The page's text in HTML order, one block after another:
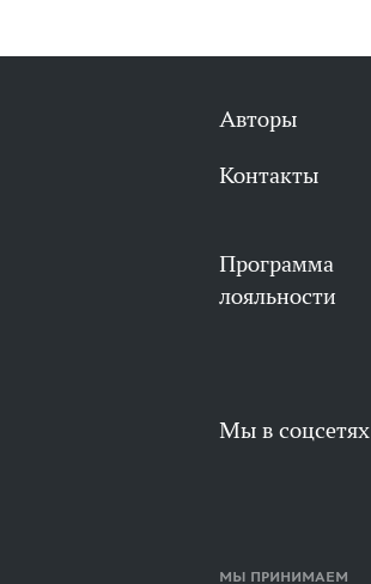
Авторы
Контакты
Программа
лояльности
Мы в соцсетях
МЫ ПРИНИМАЕМ